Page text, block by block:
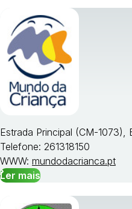
Estrada Principal (CM-1073),
Telefone: 261318150
WWW: mundodacrianca.pt
Ler mais